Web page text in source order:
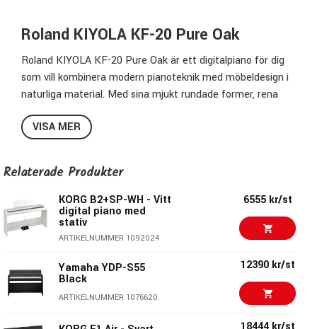
Roland KIYOLA KF-20 Pure Oak
Roland KIYOLA KF-20 Pure Oak är ett digitalpiano för dig
som vill kombinera modern pianoteknik med möbeldesign i
naturliga material. Med sina mjukt rundade former, rena
linjer och vackra ekfinish passar modellen lika bra i
vardagsrummet som i studion eller det kreativa hemmet.
skandinavisk enkelhet. Resultatet är ett instrument som
inte bara är byggt för att spelas på, utan också för att bli
en naturlig del av inredningen. Pure Oak-utförandet lyfter
fram träets karaktär och ger pianot ett varmt, lugnt och
exklusivt uttryck.
Design med fokus på form och
material
VISA MER
Relaterade Produkter
KORG B2+SP-WH - Vitt
digital piano med
stativ
ARTIKELNUMMER 1092024
6555 kr/st
Yamaha YDP-S55
Black
ARTIKELNUMMER 1076620
12390 kr/st